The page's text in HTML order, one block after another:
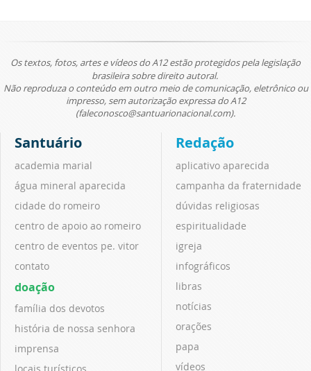
Os textos, fotos, artes e vídeos do A12 estão protegidos pela legislação
brasileira sobre direito autoral.
Não reproduza o conteúdo em outro meio de comunicação, eletrônico ou
impresso, sem autorização expressa do A12
(faleconosco@santuarionacional.com).
Santuário
academia marial
água mineral aparecida
cidade do romeiro
centro de apoio ao romeiro
centro de eventos pe. vitor
contato
doação
família dos devotos
história de nossa senhora
imprensa
locais turísticos
Redação
aplicativo aparecida
campanha da fraternidade
dúvidas religiosas
espiritualidade
igreja
infográficos
libras
notícias
orações
papa
vídeos